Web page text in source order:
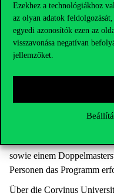
Ezekhez a technológiákhoz
az olyan adatok
egyedi azonosítók ezen az
visszavonása negatívan
jellemzőket.
Rahmen der DSG bis zu
wählen, von
Betriebswirtschaftslehre,
Universität Passau
Ein weiteres Ziel der
Der Studiengang bietet
sowie einem
Personen das Programm
Über die Corvinus